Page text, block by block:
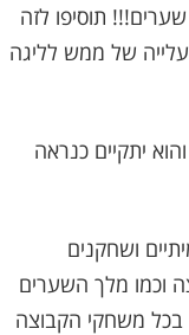
מלך בזכות עצמו ובזכות כמות השערים שהבקיע כמעט 30 שערים!!! תוסיפו לזה
של ממש לליגה
יתקיים כנראה
ושחקנים
וכמו מלך השערים
משחקי הקבוצה